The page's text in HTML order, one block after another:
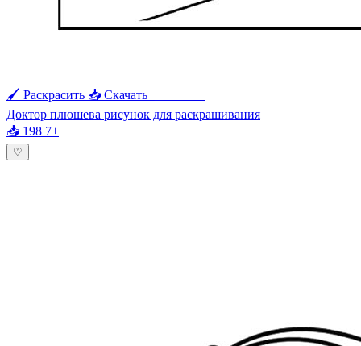
🖌 Раскрасить 📥 Скачать
Доктор плюшева рисунок для раскрашивания
📥 198 7+
♡